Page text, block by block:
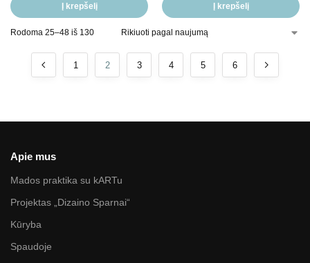
Į krepšelį Į krepšelį
Rodoma 25–48 iš 130
1 2 3 4 5 6
Apie mus
Mados praktika su kARTu
Projektas „Dizaino Sparnai“
Kūryba
Spaudoje